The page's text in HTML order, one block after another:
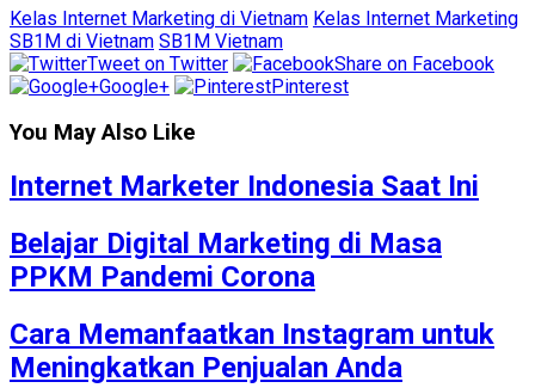
Kelas Internet Marketing di Vietnam Kelas Internet Marketing
SB1M di Vietnam SB1M Vietnam
Tweet on Twitter
Share on Facebook
Google+
Pinterest
You May Also Like
Internet Marketer Indonesia Saat Ini
Belajar Digital Marketing di Masa
PPKM Pandemi Corona
Cara Memanfaatkan Instagram untuk
Meningkatkan Penjualan Anda